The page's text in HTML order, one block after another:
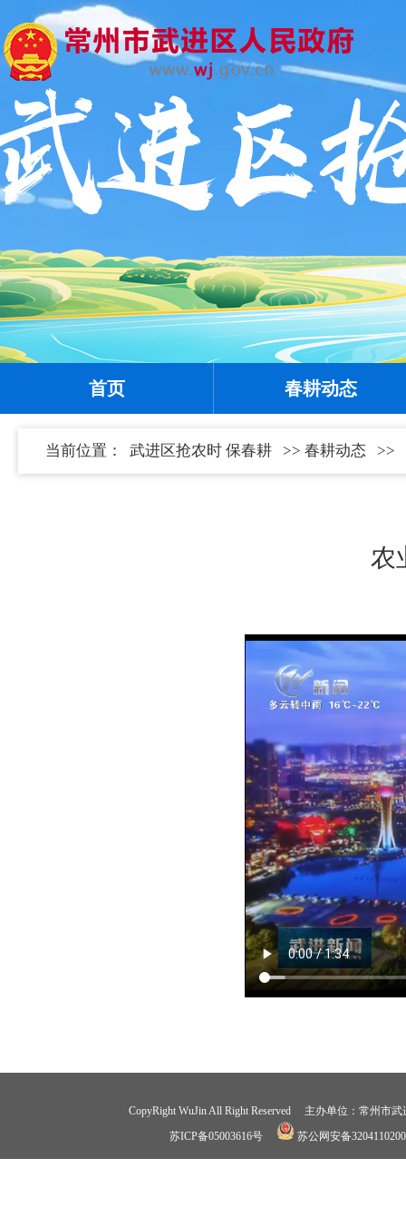
首页 春耕动态
当前位置： 武进区抢农时 保春耕 >> 春耕动态 >>
农
CopyRight WuJin All Right Reserved 主办单位：常州
苏ICP备05003616号
苏公网安备